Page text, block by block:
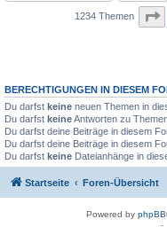
1234 Themen
BERECHTIGUNGEN IN DIESEM
Du darfst keine neuen Themen in
Du darfst keineAntworten zu
Du darfst deine Beiträge in diesem
Du darfst deine Beiträge in diesem
Du darfst keine Dateianhänge in
Startseite Foren-Übersicht
Powered by phpBB